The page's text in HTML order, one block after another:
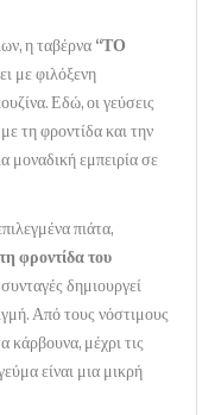
η ταβέρνα“ΤΟ
με φιλόξενη
Εδώ, οι γεύσεις
τη φροντίδα και την
μοναδική εμπειρία σε
πιάτα,
φροντίδα του
δημιουργεί
Από τους νόστιμους
κάρβουνα, μέχρι τις
είναι μια μικρή